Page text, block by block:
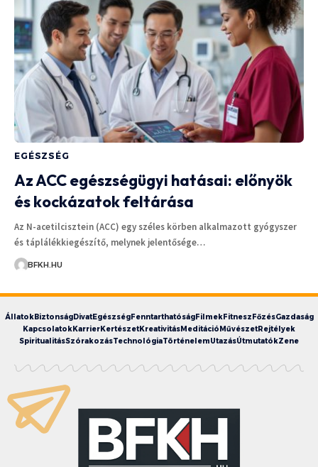
EGÉSZSÉG
Az ACC egészségügyi hatásai: előnyök
és kockázatok feltárása
Az N-acetilcisztein (ACC) egy széles körben alkalmazott gyógyszer
és táplálékkiegészítő, melynek jelentősége…
BFKH.HU
ÁllatokBiztonságDivatEgészségFenntarthatóságFilmekFitneszFőzésGazdaság
KapcsolatokKarrierKertészetKreativitásMeditációMűvészetRejtélyek
SpiritualitásSzórakozásTechnológiaTörténelemUtazásÚtmutatókZene